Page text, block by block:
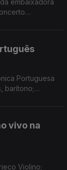
embaixadora
Portuguesa
barítono;
vivo na
Violino;